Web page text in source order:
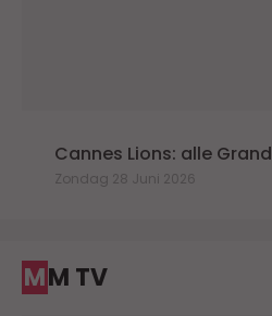
Cannes Lions: alle
Zondag 28 Juni 2026
MM TV